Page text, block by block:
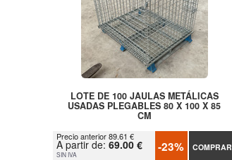
LOTE DE 100 JAULAS METÁLICAS
USADAS PLEGABLES 80 X 100 X 85
CM
Precio anterior 89.61 €
A partir de: 69.00 €
SIN IVA -23% COMPRAR